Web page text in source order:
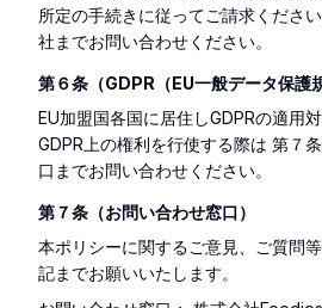
所定の手続きに従ってご請求くださ
社までお問い合わせください。
第６条（GDPR（EU一般データ保護
EU加盟国各国に居住しGDPRの適用
GDPR上の権利を行使する際は 第７
口までお問い合わせください。
第７条（お問い合わせ窓口）
本ポリシーに関するご意見、ご質問
記までお願いいたします。